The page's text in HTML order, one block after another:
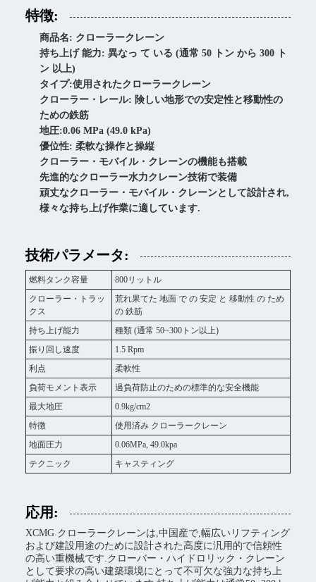
特徴:
商品名: クローラークレーン
持ち上げ 能力: 異なっ て いる (通常 50 トン から 300 ト
ン 以上)
タイプ:使用されたクローラークレーン
クローラー・レール: 険しい地形での安定性と移動性の
ための鉄筋
地圧:0.06 MPa (49.0 kPa)
優位性: 柔軟な操作と操縦
クローラー・モバイル・クレーンの機能も搭載
先進的なクローラー水力クレーン技術で装備
頑丈なクローラー・モバイル・クレーンとして設計され,
様々な持ち上げ作業に適しています.
技術パラメータ:
燃料タンク容量
800リットル
クローラー・トラッ
クス
荒れ果てた 地面 で の 安定 と 移動性 の ため
の 鉄筋
持ち上げ能力
種類 (通常 50~300トン以上)
振り回し速度
1.5 Rpm
利点
柔軟性
負荷モメント表示
過負荷防止のための標準的な安全機能
最大地圧
0.9kg/cm2
特徴
使用済み クローラークレーン
地面圧力
0.06MPa, 49.0kpa
テクニック
キャスティング
応用:
XCMG クローラークレーンは,中国産で,幅広いリフティング
および建設用途のために設計された高度に汎用的で信頼性
の高い重機械です.クローバー・ハイドロリック・クレーン
として要求の高い建築環境にとって不可欠な強力な持ち上